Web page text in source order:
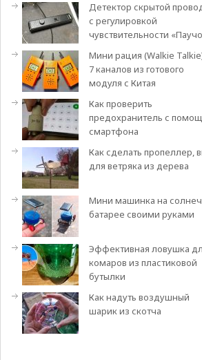
Детектор скрытой
с регулировкой
чувствительности
Мини рация (Walkie
7 каналов из готового
модуля с Китая
Как проверить
предохранитель с
смартфона
Как сделать пропеллер,
для ветряка из дерева
Мини машинка на
батарее своими руками
Эффективная ловушка
комаров из пластиковой
бутылки
Как надуть воздушный
шарик из скотча